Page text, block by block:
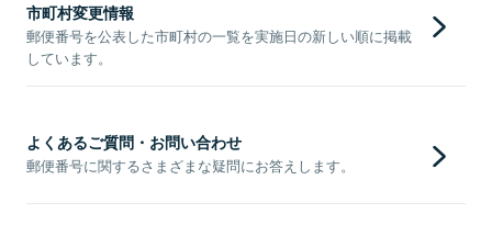
市町村変更情報
郵便番号を公表した市町村の一覧を実施日の新しい順に掲載
しています。
よくあるご質問・お問い合わせ
郵便番号に関するさまざまな疑問にお答えします。